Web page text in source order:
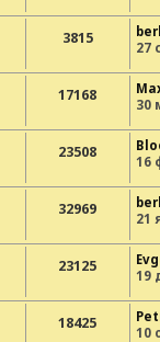
3815
27
17168
30
23508
16
32969
21
23125
19
18425
10